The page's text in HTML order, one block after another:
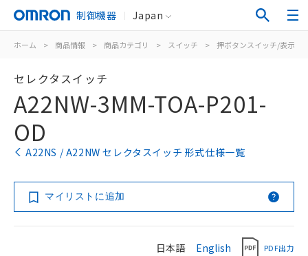
制御機器 Japan
ホーム > 商品情報 > 商品カテゴリ > スイッチ > 押ボタンスイッチ/表示灯
セレクタスイッチ
A22NW-3MM-TOA-P201-
OD
A22NS / A22NW セレクタスイッチ 形式仕様一覧
マイリストに追加
日本語 English PDF出力